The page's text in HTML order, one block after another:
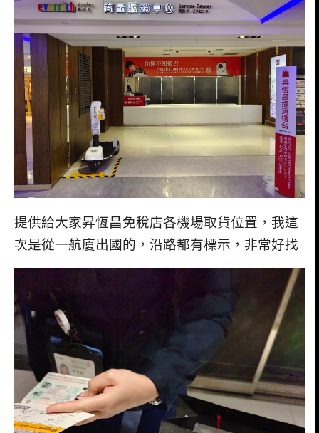
提供給大家昇恆昌免稅店各機場取貨位置，我這
次是從一航廈出國的，沿路都有標示，非常好找